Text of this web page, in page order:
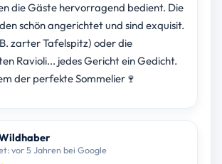
die Gäste hervorragend bedient. Die
schön angerichtet und sind exquisit.
zarter Tafelspitz) oder die
Ravioli... jedes Gericht ein Gedicht.
der perfekte Sommelier🍷
vor 5 Jahren bei Google